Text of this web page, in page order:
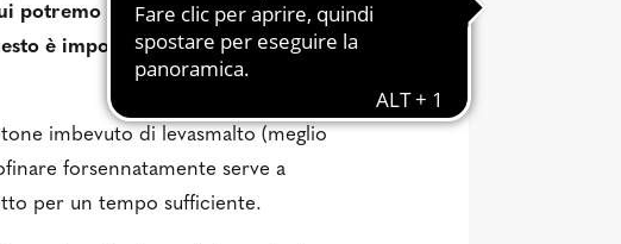
potremo indossare sandali e
è importantissimo anche se
imbevuto di levasmalto (meglio
forsennatamente serve a
per un tempo sufficiente.